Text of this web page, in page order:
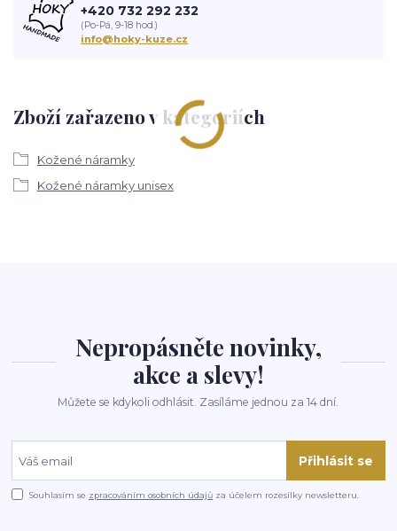
Zboží zařazeno v kategoriích
Kožené náramky
Kožené náramky unisex
+420 732 292 232
(Po-Pá, 9-18 hod.)
info@hoky-kuze.cz
Nepropásněte novinky,
akce a slevy!
Můžete se kdykoli odhlásit. Zasíláme jednou za 14 dní.
Přihlásit se
Souhlasím se zpracováním osobních údajů za účelem rozesílky newsletteru.